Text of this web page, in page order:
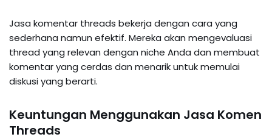
Jasa komentar threads bekerja dengan cara yang
sederhana namun efektif. Mereka akan mengevaluasi
thread yang relevan dengan niche Anda dan membuat
komentar yang cerdas dan menarik untuk memulai
diskusi yang berarti.
Keuntungan Menggunakan Jasa Komen
Threads